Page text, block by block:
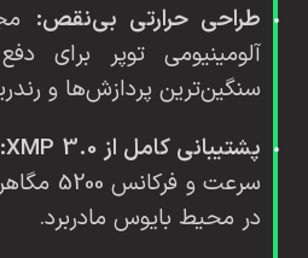
طراحی حرارتی بی‌نقص:
آلومینیومی توپر برای
سنگین‌ترین پردازش‌ها و
پشتیبانی کامل از XMP 3.0:
سرعت و
در محیط بایوس مادربرد.